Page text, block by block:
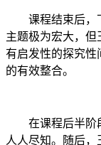
课程结束后，
主题极为宏大，
有启发性的探究性
的有效整合。
在课程后半阶
人人尽知。随后，